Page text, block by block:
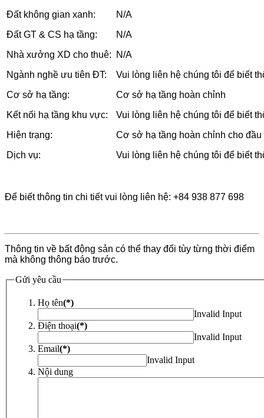
Đất không gian xanh:
Đất GT & CS hạ tầng:
Nhà xưởng XD cho thuê:
Ngành nghề ưu tiên ĐT:
Cơ sở hạ tầng:
Kết nối hạ tầng khu vực:
Hiện trạng:
Dịch vụ:
N/A
N/A
N/A
Vui lòng liên hệ chúng tôi để biết
Cơ sở hạ tầng hoàn chỉnh
Vui lòng liên hệ chúng tôi để biết
Cơ sở hạ tầng hoàn chỉnh cho đầu
Vui lòng liên hệ chúng tôi để biết
Để biết thông tin chi tiết vui lòng liên hệ: +84 938 877 698
Thông tin về bất động sản có thể thay đổi tùy từng thời điểm
mà không thông báo trước.
Gửi yêu cầu
Họ tên(*)
Invalid Input
Điện thoại(*)
Invalid Input
Email(*)
Invalid Input
Nội dung